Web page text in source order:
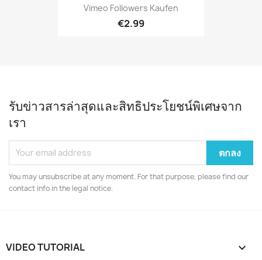
Vimeo Followers Kaufen
€2.99
รับข่าวสารล่าสุดและสิทธิประโยชน์พิเศษจาก
เรา
You may unsubscribe at any moment. For that purpose, please find our
contact info in the legal notice.
VIDEO TUTORIAL 